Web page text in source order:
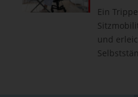
Ein
und